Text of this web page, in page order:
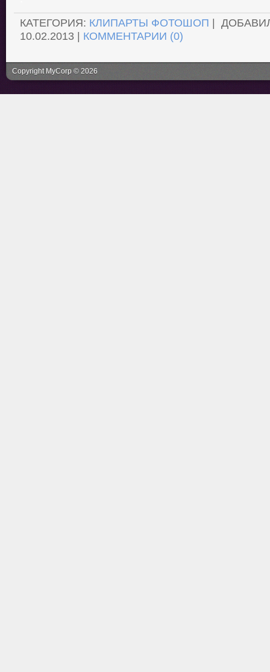
КАТЕГОРИЯ: КЛИПАРТЫ ФОТОШОП |
10.02.2013 | КОММЕНТАРИИ (0)
Copyright MyCorp © 2026